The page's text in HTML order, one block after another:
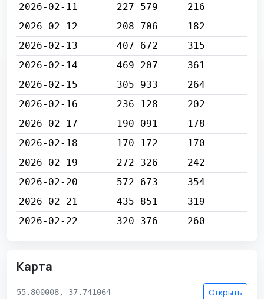
2026-02-11
227 579
216
2026-02-12
208 706
182
2026-02-13
407 672
315
2026-02-14
469 207
361
2026-02-15
305 933
264
2026-02-16
236 128
202
2026-02-17
190 091
178
2026-02-18
170 172
170
2026-02-19
272 326
242
2026-02-20
572 673
354
2026-02-21
435 851
319
2026-02-22
320 376 260
Карта
55.800008, 37.741064 Открыть